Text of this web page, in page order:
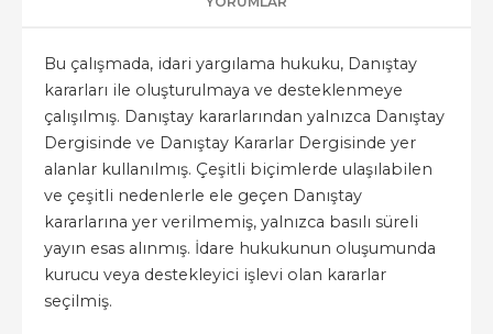
Bu çalışmada, idari yargılama hukuku, Danıştay
kararları ile oluşturulmaya ve desteklenmeye
çalışılmış. Danıştay kararlarından yalnızca Danıştay
Dergisinde ve Danıştay Kararlar Dergisinde yer
alanlar kullanılmış. Çeşitli biçimlerde ulaşılabilen
ve çeşitli nedenlerle ele geçen Danıştay
kararlarına yer verilmemiş, yalnızca basılı süreli
yayın esas alınmış. İdare hukukunun oluşumunda
kurucu veya destekleyici işlevi olan kararlar
seçilmiş.